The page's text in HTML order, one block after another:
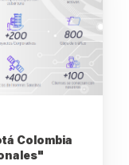
Colombia